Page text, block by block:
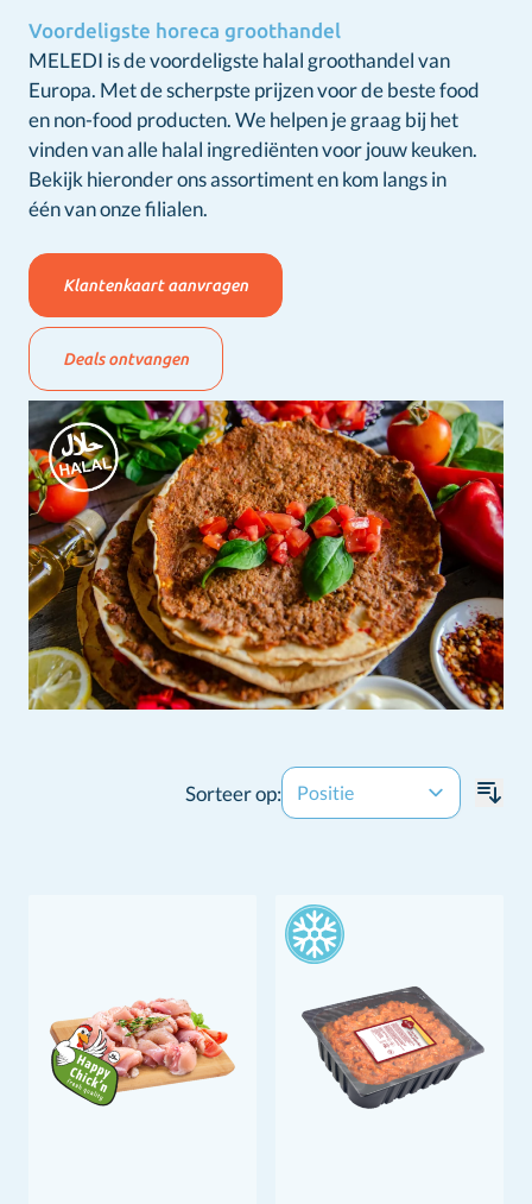
Voordeligste horeca groothandel
MELEDI is de voordeligste halal groothandel van
Europa. Met de scherpste prijzen voor de beste food
en non-food producten. We helpen je graag bij het
vinden van alle halal ingrediënten voor jouw keuken.
Bekijk hieronder ons assortiment en kom langs in
één van onze filialen.
Klantenkaart aanvragen
Deals ontvangen
Sorteer op: